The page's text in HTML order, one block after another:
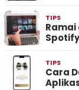
TIPS
Ramai
TIPS
Cara